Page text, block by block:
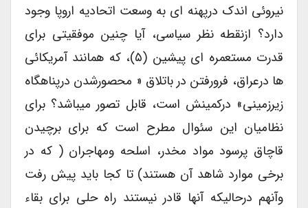
نیروئی اندک درپهنه ای به وسعت اتحادیه اروپا وجود
دارد؟ ازنقطه نظر سیاسی، آیا چنین موفقیتی برای
قدرت مستعمره ای پیشین (۵)، که همانند آمریکائی
ها درعراق، فرورفتن در باتلاق « محصورشدن درپناهگاه
زیرزمینی» درکمینش است، قابل تصور میباشد؟ برای
نظامیان این سئوال مطرح است که برای برچیدن
قاچاق پرسود مواد مخدر، اسلحه ومهاجران ( که در
برخی موارد شاهد آن هستند) تا کجا باید پیش رفت
وآنهم درحالیکه آنها قادر نیستند راه حلی برای بقاء